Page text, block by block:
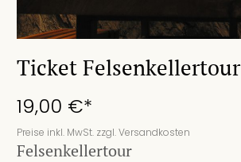
Ticket Felsenkellertour
19,00 €*
Preise inkl. MwSt. zzgl. Versandkosten
Felsenkellertour